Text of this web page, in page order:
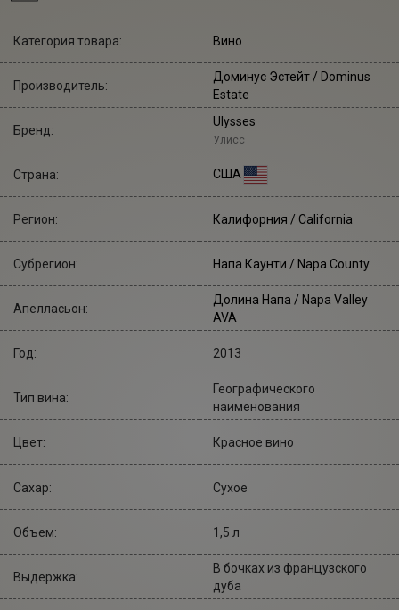
Категория товара: Вино
Производитель:
Доминус Эстейт / Dominus
Estate
Бренд:
Ulysses
Улисс
Страна: США
Регион: Калифорния / California
Субрегион: Напа Каунти / Napa County
Апелласьон:
Долина Напа / Napa Valley
AVA
Год: 2013
Тип вина:
Географического
наименования
Цвет: Красное вино
Сахар: Сухое
Объем: 1,5 л
Выдержка:
В бочках из французского
дуба